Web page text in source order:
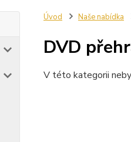
Úvod Naše nabídka
DVD
V této kategorii